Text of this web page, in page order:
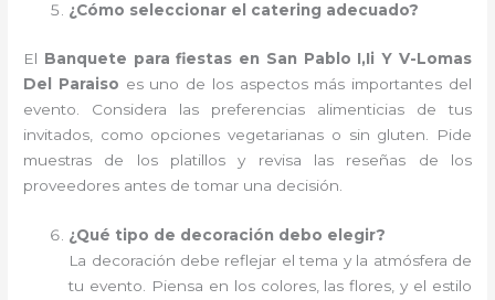
¿Cómo seleccionar el catering adecuado?
El Banquete para fiestas en San Pablo I,Ii Y V-Lomas
Del Paraiso es uno de los aspectos más importantes del
evento. Considera las preferencias alimenticias de tus
invitados, como opciones vegetarianas o sin gluten. Pide
muestras de los platillos y revisa las reseñas de los
proveedores antes de tomar una decisión.
¿Qué tipo de decoración debo elegir?
La decoración debe reflejar el tema y la atmósfera de
tu evento. Piensa en los colores, las flores, y el estilo